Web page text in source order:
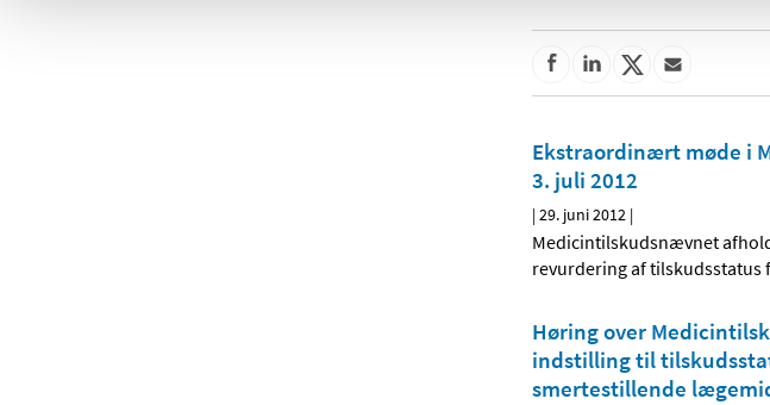
Ekstraordinært møde i
3. juli 2012
|29. juni 2012 |
Medicintilskudsnævnet
revurdering af tilskudsstatus
Høring over
indstilling til
smertestillende